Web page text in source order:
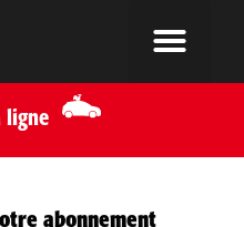
ligne
abonnement